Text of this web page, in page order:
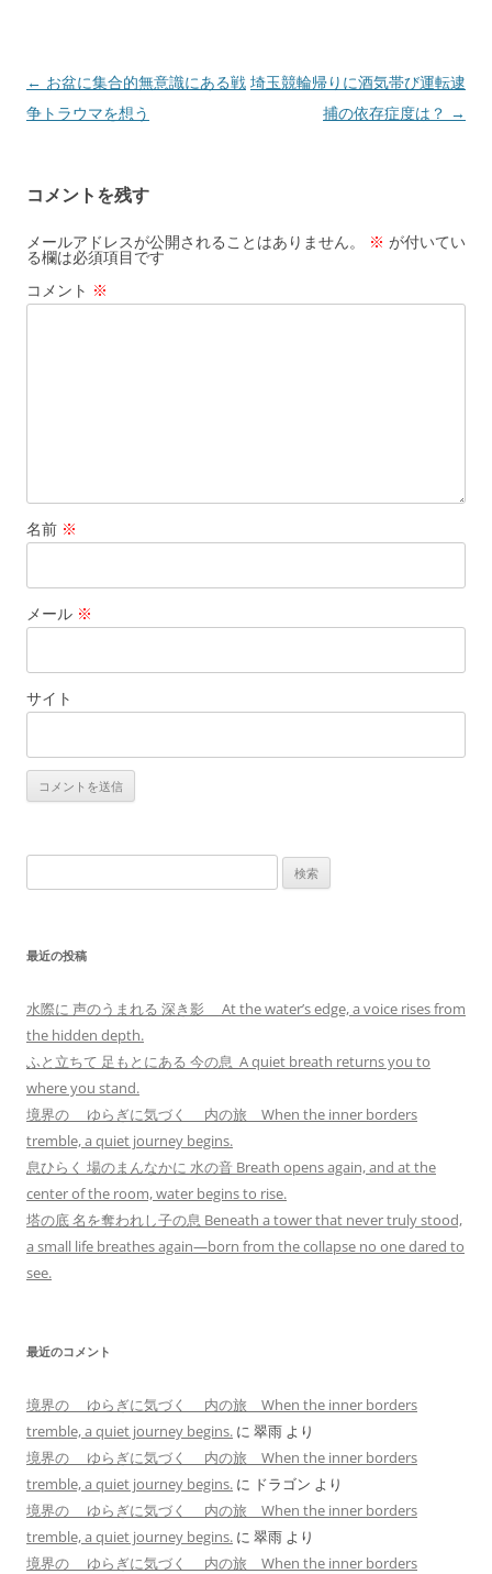
投
稿
ゲ
ー
シ
ョ
← お盆に集合的無意識にある戦
争トラウマを想う
埼玉競輪帰りに酒気帯び運転逮
捕の依存症度は？ →
コメントを残す
メールアドレスが公開されることはありません。 ※ が付いてい
る欄は必須項目です
コメント ※
名前 ※
メール ※
サイト
索:
最近の投稿
水際に 声のうまれる 深き影 At the water’s edge, a voice rises from
the hidden depth.
ふと立ちて 足もとにある 今の息 A quiet breath returns you to
where you stand.
境界の ゆらぎに気づく 内の旅 When the inner borders
tremble, a quiet journey begins.
息ひらく 場のまんなかに 水の音 Breath opens again, and at the
center of the room, water begins to rise.
塔の底 名を奪われし子の息 Beneath a tower that never truly stood,
a small life breathes again—born from the collapse no one dared to
see.
最近のコメント
境界の ゆらぎに気づく 内の旅 When the inner borders
tremble, a quiet journey begins. に 翠雨 より
境界の ゆらぎに気づく 内の旅 When the inner borders
tremble, a quiet journey begins. に ドラゴン より
境界の ゆらぎに気づく 内の旅 When the inner borders
tremble, a quiet journey begins. に 翠雨 より
境界の ゆらぎに気づく 内の旅 When the inner borders